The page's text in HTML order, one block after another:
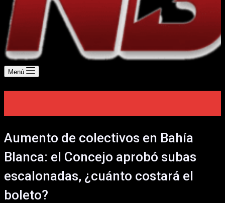
Menú
Aumento de colectivos en Bahía
Blanca: el Concejo aprobó subas
escalonadas, ¿cuánto costará el
boleto?